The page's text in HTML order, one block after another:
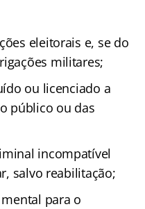
eleitorais e, se do
militares;
ou licenciado a
público ou das
incompatível
salvo reabilitação;
para o